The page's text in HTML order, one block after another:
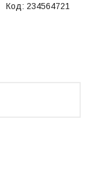
Код: 234564721